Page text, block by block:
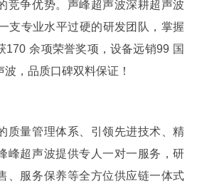
竞争优势。声峰超声波深耕超声波
支专业水平过硬的研发团队，掌握
170 余项荣誉奖项，设备远销99 国
，品质口碑双料保证！
质量管理体系、引领先进技术、精
峰超声波提供专人一对一服务，研
、服务保养等全方位供应链一体式